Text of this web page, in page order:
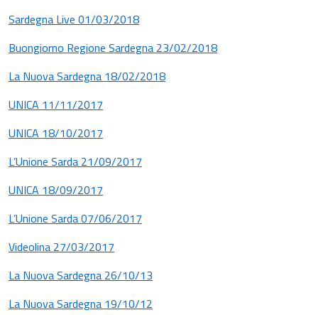
Sardegna Live 01/03/2018
Buongiorno Regione Sardegna 23/02/2018
La Nuova Sardegna 18/02/2018
UNICA 11/11/2017
UNICA 18/10/2017
L’Unione Sarda 21/09/2017
UNICA 18/09/2017
L’Unione Sarda 07/06/2017
Videolina 27/03/2017
La Nuova Sardegna 26/10/13
La Nuova Sardegna 19/10/12